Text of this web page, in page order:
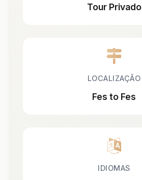
Tour Privado
LOCALIZAÇÃO
Fes to Fes
IDIOMAS